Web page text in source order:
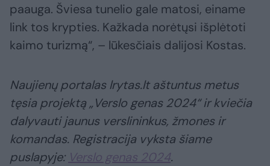
paauga. Šviesa tunelio gale matosi, einame
link tos krypties. Kažkada norėtųsi išplėtoti
kaimo turizmą“, – lūkesčiais dalijosi Kostas.
Naujienų portalas lrytas.lt aštuntus metus
tęsia projektą „Verslo genas 2024“ ir kviečia
dalyvauti jaunus verslininkus, žmones ir
komandas. Registracija vyksta šiame
puslapyje: Verslo genas 2024.